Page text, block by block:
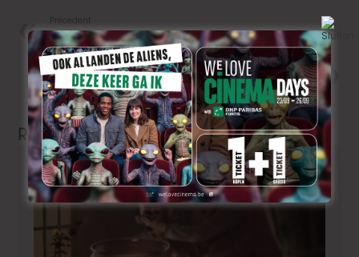
‘Kika’ van Alexe Poukine
triomfeert op BRIFF 2025
Next
Ryan Gosling vliegt naar de
ruimte!
Related Articles